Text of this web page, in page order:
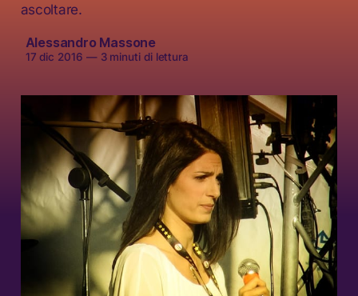
ascoltare.
Alessandro Massone
17 dic 2016 —3 minuti di lettura